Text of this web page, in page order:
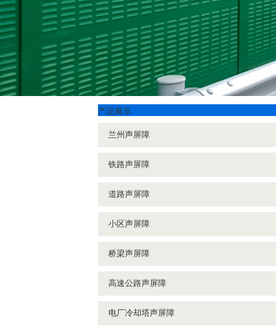
产品展示
兰州声屏障
铁路声屏障
道路声屏障
小区声屏障
桥梁声屏障
高速公路声屏障
电厂冷却塔声屏障